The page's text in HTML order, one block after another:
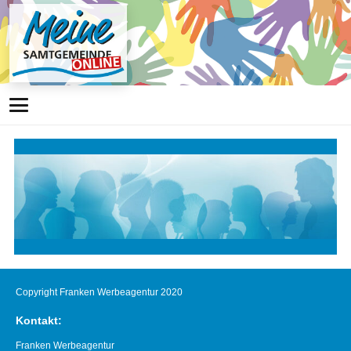
Copyright Franken Werbeagentur 2020
Kontakt:
Franken Werbeagentur